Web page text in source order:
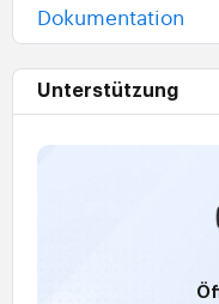
Dokumentation
Unterstützung